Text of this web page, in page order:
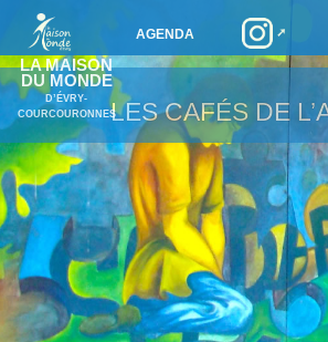
LA MAISON
DU MONDE
D’ÉVRY-
COURCOURONNES
AGENDA
LES CAFÉS DE